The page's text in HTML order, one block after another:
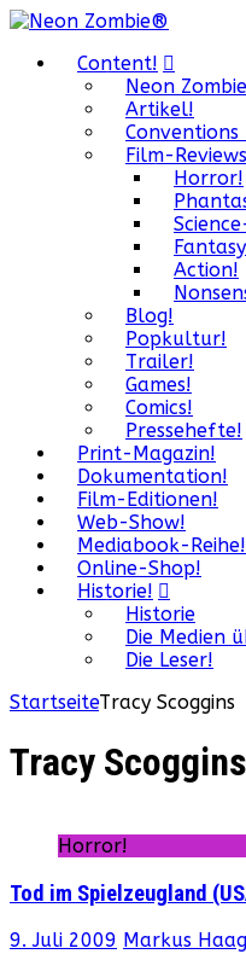
Content!
Neon
Artikel!
Conventions
Film-
Horror!
Action!
Blog!
Popkultur!
Trailer!
Games!
Comics!
Pressehefte!
Print-Magazin!
Dokumentation!
Film-Editionen!
Web-Show!
Mediabook-Reihe!
Online-Shop!
Historie!
Historie
Die Medien
Die Leser!
StartseiteTracy Scoggins
Tracy Scoggins
Horror!
Tod im Spielzeugland
9. Juli 2009 Markus